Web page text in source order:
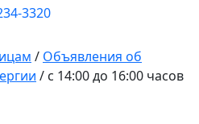
3320
/ Объявления об
/ с 14:00 до 16:00 часов